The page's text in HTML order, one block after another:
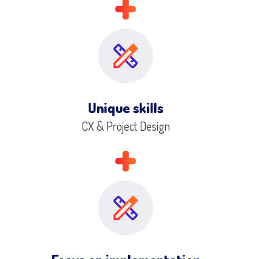
Unique skills
CX & Project Design